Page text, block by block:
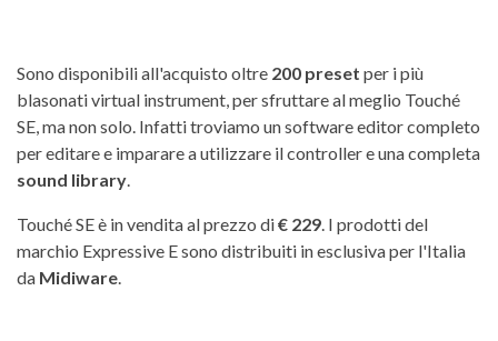
Sono disponibili all'acquisto oltre 200 preset per i più
blasonati virtual instrument, per sfruttare al meglio Touché
SE, ma non solo. Infatti troviamo un software editor completo
per editare e imparare a utilizzare il controller e una completa
sound library
Touché SE è in vendita al prezzo di€ 229 . I prodotti del
marchio Expressive E sono distribuiti in esclusiva per l'Italia
da Midiware